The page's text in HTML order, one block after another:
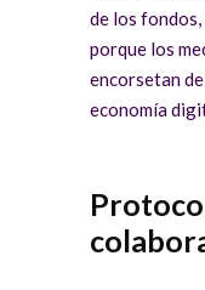
de los
porque los
encorsetan
economía